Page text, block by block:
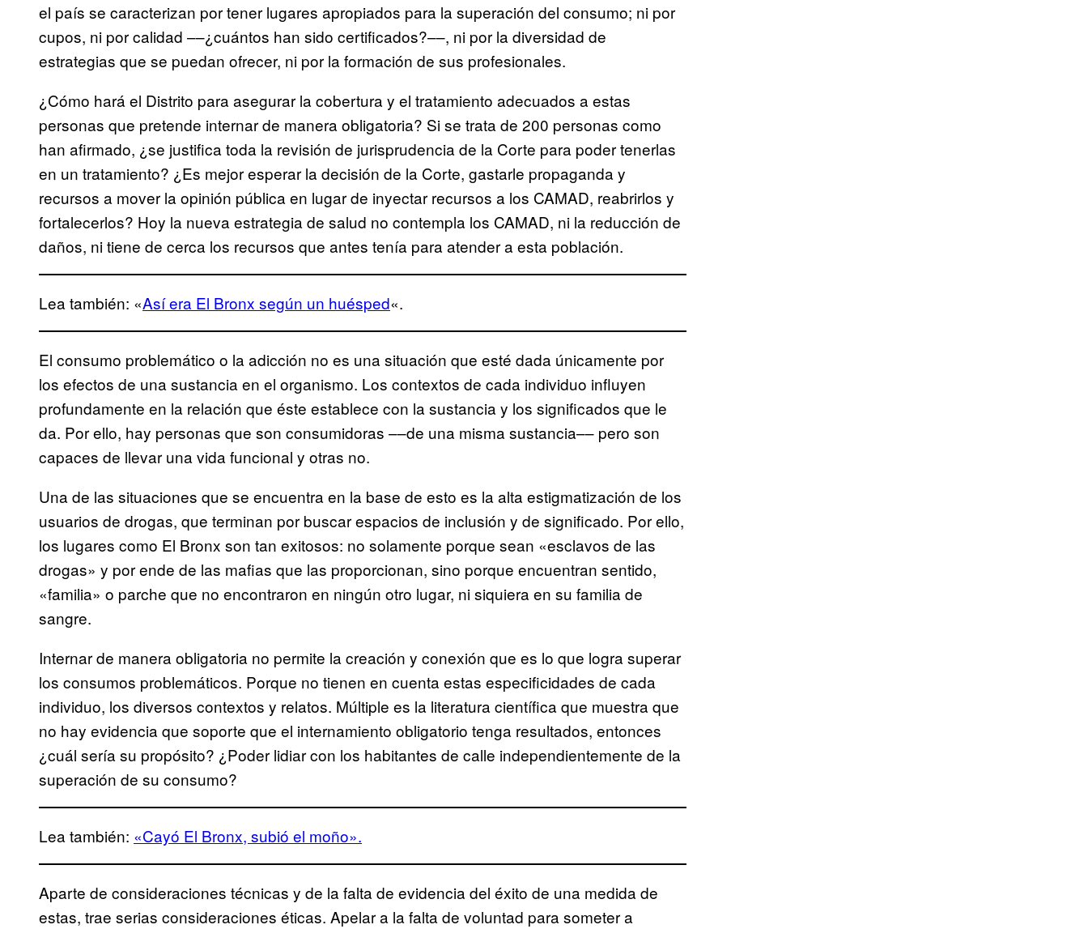
el país se caracterizan por tener lugares apropiados para la superación del consumo; ni por
cupos, ni por calidad ––¿cuántos han sido certificados?––, ni por la diversidad de
estrategias que se puedan ofrecer, ni por la formación de sus profesionales.
¿Cómo hará el Distrito para asegurar la cobertura y el tratamiento adecuados a estas
personas que pretende internar de manera obligatoria? Si se trata de 200 personas como
han afirmado, ¿se justifica toda la revisión de jurisprudencia de la Corte para poder tenerlas
en un tratamiento? ¿Es mejor esperar la decisión de la Corte, gastarle propaganda y
recursos a mover la opinión pública en lugar de inyectar recursos a los CAMAD, reabrirlos y
fortalecerlos? Hoy la nueva estrategia de salud no contempla los CAMAD, ni la reducción de
daños, ni tiene de cerca los recursos que antes tenía para atender a esta población.
Lea también: «Así era El Bronx según un huésped«.
El consumo problemático o la adicción no es una situación que esté dada únicamente por
los efectos de una sustancia en el organismo. Los contextos de cada individuo influyen
profundamente en la relación que éste establece con la sustancia y los significados que le
da. Por ello, hay personas que son consumidoras ––de una misma sustancia–– pero son
capaces de llevar una vida funcional y otras no.
Una de las situaciones que se encuentra en la base de esto es la alta estigmatización de los
usuarios de drogas, que terminan por buscar espacios de inclusión y de significado. Por ello,
los lugares como El Bronx son tan exitosos: no solamente porque sean «esclavos de las
drogas» y por ende de las mafias que las proporcionan, sino porque encuentran sentido,
«familia» o parche que no encontraron en ningún otro lugar, ni siquiera en su familia de
sangre.
Internar de manera obligatoria no permite la creación y conexión que es lo que logra superar
los consumos problemáticos. Porque no tienen en cuenta estas especificidades de cada
individuo, los diversos contextos y relatos. Múltiple es la literatura científica que muestra que
no hay evidencia que soporte que el internamiento obligatorio tenga resultados, entonces
¿cuál sería su propósito? ¿Poder lidiar con los habitantes de calle independientemente de la
superación de su consumo?
Lea también: «Cayó El Bronx, subió el moño».
Aparte de consideraciones técnicas y de la falta de evidencia del éxito de una medida de
estas, trae serias consideraciones éticas. Apelar a la falta de voluntad para someter a